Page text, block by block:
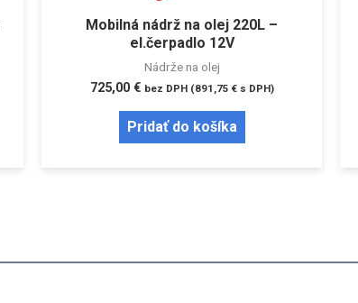
Mobilná nádrž na olej 220L –
el.čerpadlo 12V
Nádrže na olej
725,00 € bez DPH (891,75 €s DPH)
Pridať do košíka